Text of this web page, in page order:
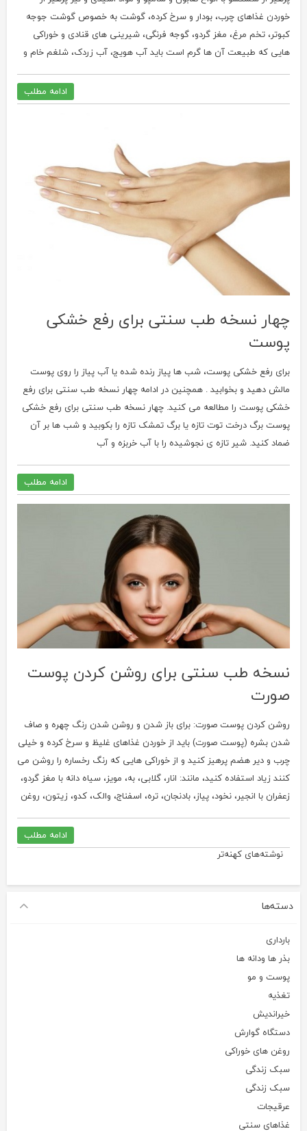
خوردن غذاهای چرب، بودار و سرخ کرده، گوشت به خصوص گوشت جوجه
کبوتر، تخم مرغ، مغز گردو، گوجه فرنگی، شیرینی های قنادی و خوراکی
هایی که طبیعت آن ها گرم است باید آب هویج، آب زردک، شلغم خام و
ادامه مطلب
چهار نسخه طب سنتی برای رفع خشکی
پوست
برای رفع خشکی پوست، شب ها پیاز رنده شده یا آب پیاز را روی پوست
مالش دهید و بخوابید . همچنین در ادامه چهار نسخه طب سنتی برای رفع
خشکی پوست را مطالعه می کنید. چهار نسخه طب سنتی برای رفع خشکی
پوست برگ درخت توت تازه یا برگ تمشک تازه را بکوبید و شب ها بر آن
ضماد کنید. شیر تازه ی نجوشیده را با آب خربزه و آب
ادامه مطلب
نسخه طب سنتی برای روشن کردن پوست
صورت
روشن کردن پوست صورت: برای باز شدن و روشن شدن رنگ چهره و صاف
شدن بشره (پوست صورت) باید از خوردن غذاهای غلیظ و سرخ کرده و خیلی
چرب و دیر هضم پرهیز کنید و از خوراکی هایی که رنگ رخساره را روشن می
کنند زیاد استفاده کنید، مانند: انار، گلابی، به، مویز، سیاه دانه با مغز گردو،
زعفران با انجیر، نخود، پیاز، بادنجان، تره، اسفناج، والک، کدو، زیتون، روغن
ادامه مطلب
راهبری
نوشته‌ها
نوشته‌های کهنه‌تر
دسته‌ها
بارداری
بذر ها ودانه ها
پوست و مو
تغذیه
خیراندیش
دستگاه گوارش
روغن های خوراکی
سبک زندگی
سبک زندگی
عرقیجات
غذاهای سنتی